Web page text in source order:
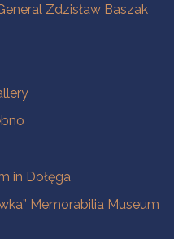
Zdzisław Baszak
in Dołęga
Memorabilia Museum